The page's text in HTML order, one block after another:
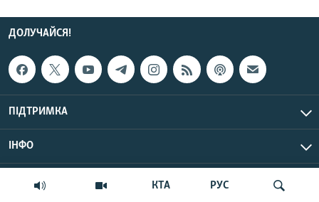
КТА РУС
ДОЛУЧАЙСЯ!
ПІДТРИМКА
ІНФО
© Крим.Реалії, 2026 | Усі права застережено.